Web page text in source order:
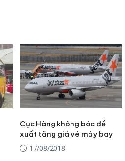
Cục Hàng không bác đề
xuất tăng giá vé máy bay
17/08/2018